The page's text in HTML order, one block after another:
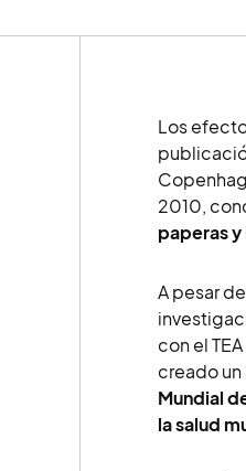
Los
2010,
paperas y
A pesar
con el
creado un
Mundial
la salud